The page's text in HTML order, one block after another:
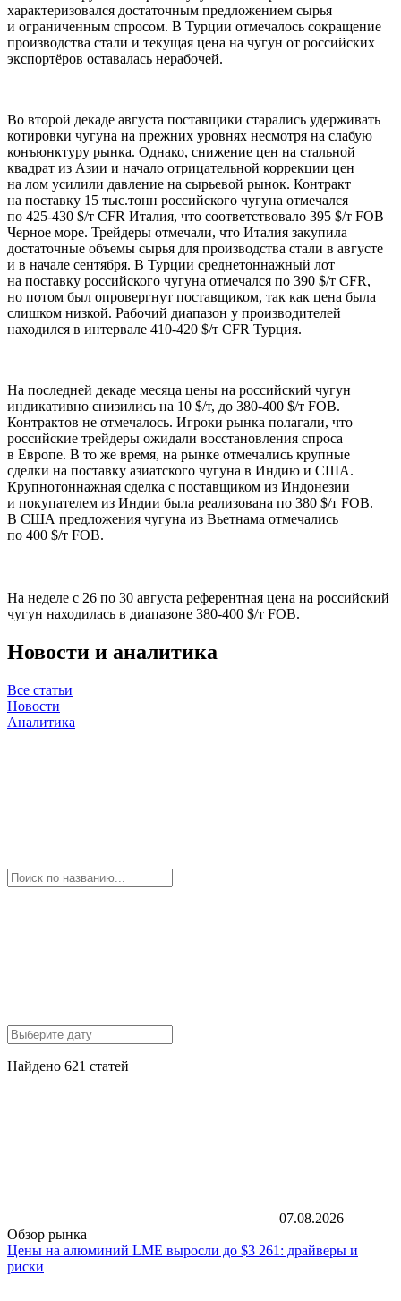
характеризовался достаточным предложением сырья
и ограниченным спросом. В Турции отмечалось сокращение
производства стали и текущая цена на чугун от российских
экспортёров оставалась нерабочей.
Во второй декаде августа поставщики старались удерживать
котировки чугуна на прежних уровнях несмотря на слабую
конъюнктуру рынка. Однако, снижение цен на стальной
квадрат из Азии и начало отрицательной коррекции цен
на лом усилили давление на сырьевой рынок. Контракт
на поставку 15 тыс.тонн российского чугуна отмечался
по 425-430 $/т CFR Италия, что соответствовало 395 $/т FOB
Черное море. Трейдеры отмечали, что Италия закупила
достаточные объемы сырья для производства стали в августе
и в начале сентября. В Турции среднетоннажный лот
на поставку российского чугуна отмечался по 390 $/т CFR,
но потом был опровергнут поставщиком, так как цена была
слишком низкой. Рабочий диапазон у производителей
находился в интервале 410-420 $/т CFR Турция.
На последней декаде месяца цены на российский чугун
индикативно снизились на 10 $/т, до 380-400 $/т FOB.
Контрактов не отмечалось. Игроки рынка полагали, что
российские трейдеры ожидали восстановления спроса
в Европе. В то же время, на рынке отмечались крупные
сделки на поставку азиатского чугуна в Индию и США.
Крупнотоннажная сделка с поставщиком из Индонезии
и покупателем из Индии была реализована по 380 $/т FOB.
В США предложения чугуна из Вьетнама отмечались
по 400 $/т FOB.
На неделе с 26 по 30 августа референтная цена на российский
чугун находилась в диапазоне 380-400 $/т FOB.
Новости и аналитика
Все статьи
Новости
Аналитика
Найдено 621 статей
07.08.2026
Обзор рынка
Цены на алюминий LME выросли до $3 261: драйверы и
риски